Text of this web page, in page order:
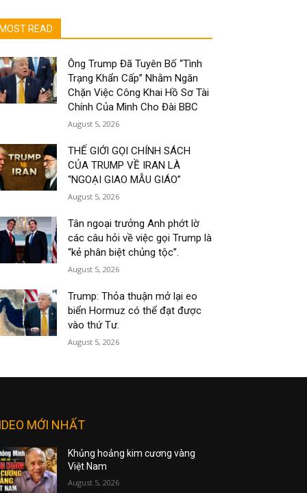
MOST READ
Ông Trump Đã Tuyên Bố “Tình
Trạng Khẩn Cấp” Nhằm Ngăn
Chặn Việc Công Khai Hồ Sơ Tài
Chính Của Mình Cho Đài BBC
August 5, 2026
THẾ GIỚI GỌI CHÍNH SÁCH
CỦA TRUMP VỀ IRAN LÀ
“NGOẠI GIAO MẪU GIÁO”
August 5, 2026
Tân ngoại trưởng Anh phớt lờ
các câu hỏi về việc gọi Trump là
“kẻ phân biệt chủng tộc”.
August 5, 2026
Trump: Thỏa thuận mở lại eo
biển Hormuz có thể đạt được
vào thứ Tư.
August 5, 2026
MỚI NHẤT
Khủng hoảng kim cương vàng
Việt Nam
August 5, 2026